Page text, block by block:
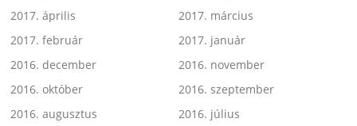
2017. április
2017. március
2017. február
2017. január
2016. december
2016. november
2016. október
2016. szeptember
2016. augusztus
2016. július